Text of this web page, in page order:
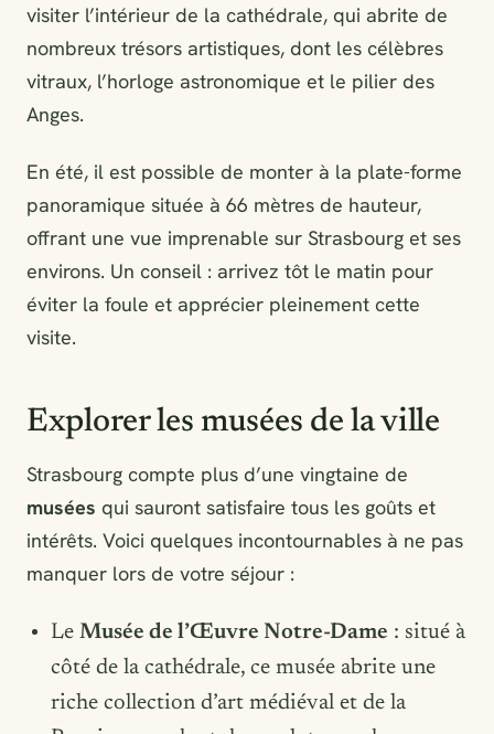
visiter l’intérieur de la cathédrale, qui abrite de
nombreux trésors artistiques, dont les célèbres
vitraux, l’horloge astronomique et le pilier des
Anges.
En été, il est possible de monter à la plate-forme
panoramique située à 66 mètres de hauteur,
offrant une vue imprenable sur Strasbourg et ses
environs. Un conseil : arrivez tôt le matin pour
éviter la foule et apprécier pleinement cette
visite.
Explorer les musées de la ville
Strasbourg compte plus d’une vingtaine de
musées qui sauront satisfaire tous les goûts et
intérêts. Voici quelques incontournables à ne pas
manquer lors de votre séjour :
Le Musée de l’Œuvre Notre-Dame : situé à
côté de la cathédrale, ce musée abrite une
riche collection d’art médiéval et de la